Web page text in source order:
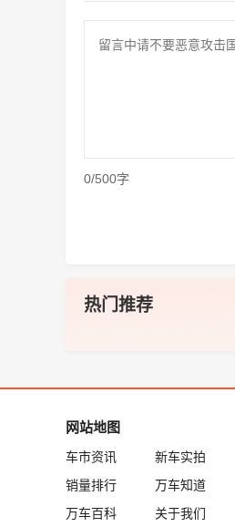
0/500字
热门推荐
网站地图
车市资讯 新车实拍
销量排行
万车知道
万车百科
关于我们